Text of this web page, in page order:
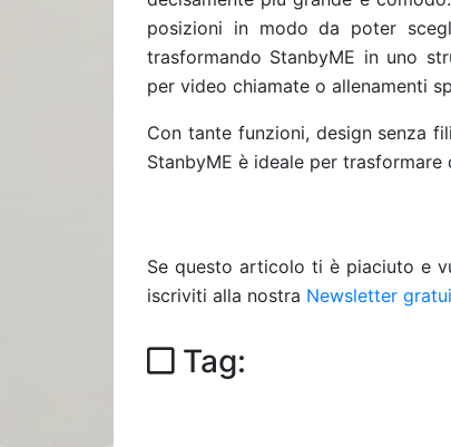
posizioni in modo da poter
trasformando StanbyME in uno
per video chiamate o allenamenti
Con tante funzioni, design senza
StanbyME è ideale per
Se questo articolo ti è piaciuto e
iscriviti alla nostra Newsletter
Tag: